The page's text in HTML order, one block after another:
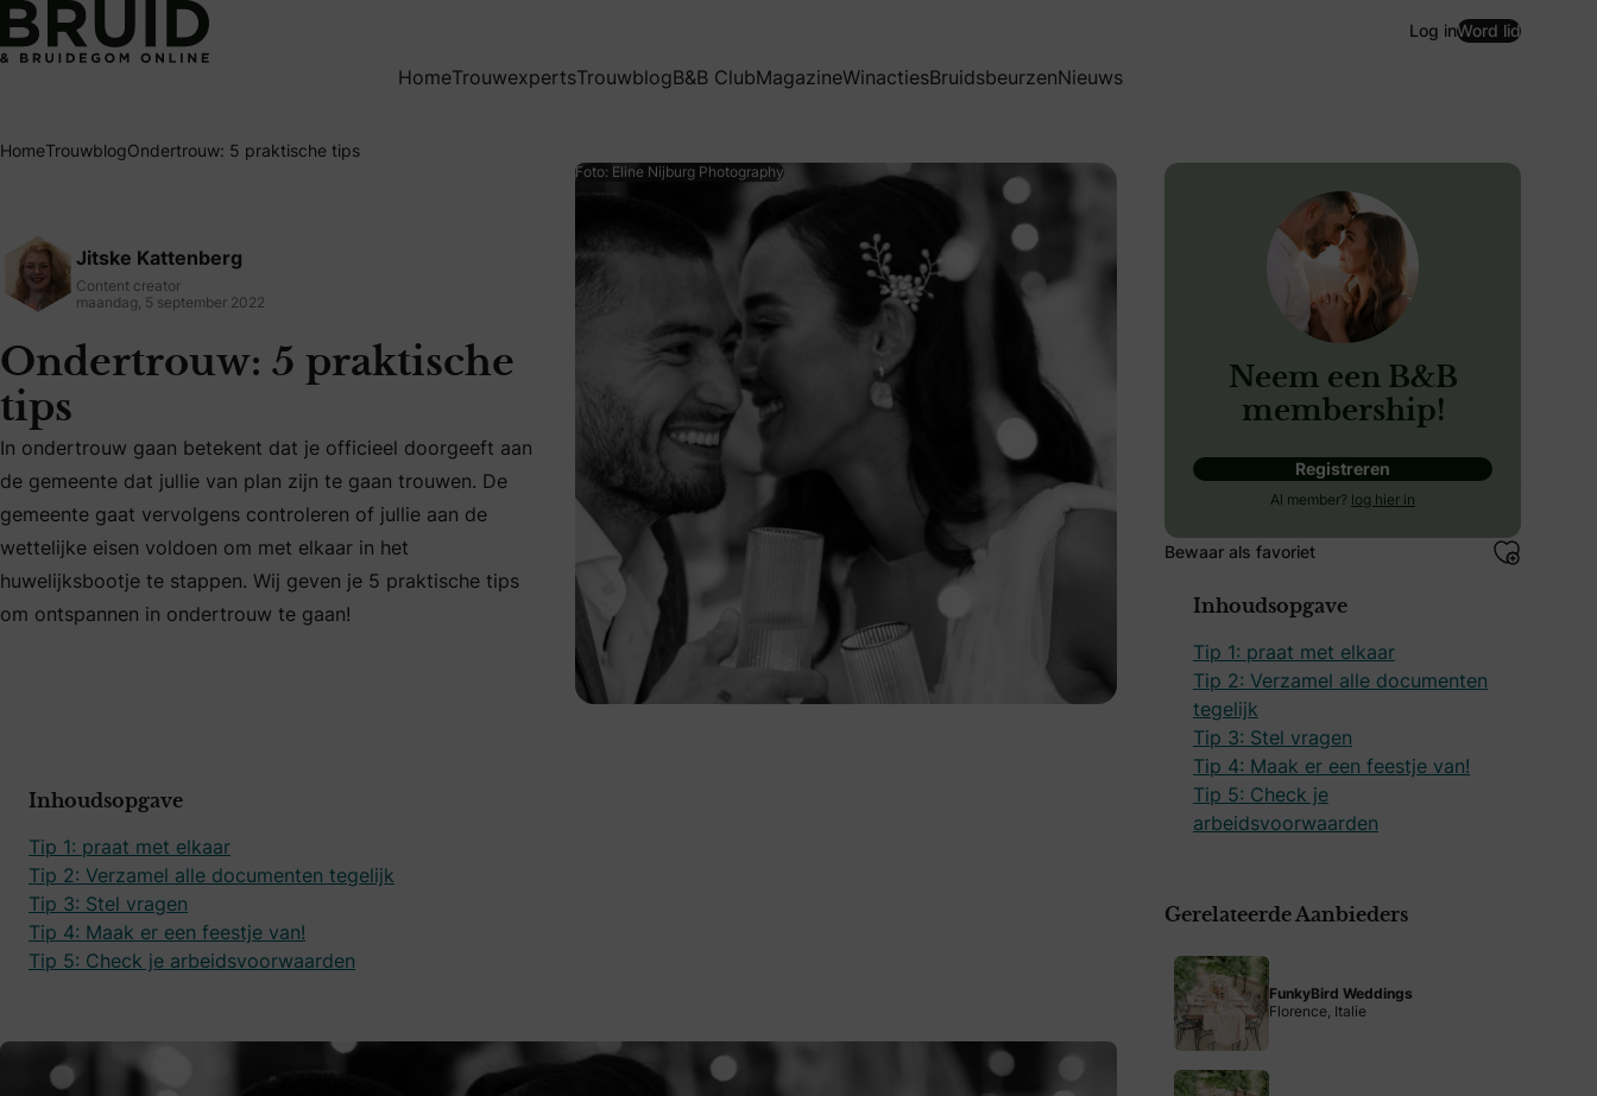
Log inWord lid
HomeTrouwexpertsTrouwblogB&B ClubMagazineWinactiesBruidsbeurzenNieuws
HomeTrouwblogOndertrouw: 5 praktische tips
Jitske Kattenberg
Content creator
maandag, 5 september 2022
Ondertrouw: 5 praktische
tips
In ondertrouw gaan betekent dat je officieel doorgeeft aan de gemeente dat jullie van plan zijn te gaan trouwen. De gemeente gaat vervolgens controleren of jullie aan de
In ondertrouw gaan betekent dat je officieel doorgeeft aan
de gemeente dat jullie van plan zijn te gaan trouwen. De
gemeente gaat vervolgens controleren of jullie aan de
wettelijke eisen voldoen om met elkaar in het
huwelijksbootje te stappen. Wij geven je 5 praktische tips
om ontspannen in ondertrouw te gaan!
Foto: Eline Nijburg Photography
Inhoudsopgave
Tip 1: praat met elkaar
Tip 2: Verzamel alle documenten tegelijk
Tip 3: Stel vragen
Tip 4: Maak er een feestje van!
Tip 5: Check je arbeidsvoorwaarden
Neem een B&B
membership!
Registreren
Al member? log hier in
Bewaar als favoriet
Inhoudsopgave
Tip 1: praat met elkaar
Tip 2: Verzamel alle documenten
tegelijk
Tip 3: Stel vragen
Tip 4: Maak er een feestje van!
Tip 5: Check je
arbeidsvoorwaarden
Gerelateerde Aanbieders
FunkyBird Weddings
Florence, Italie